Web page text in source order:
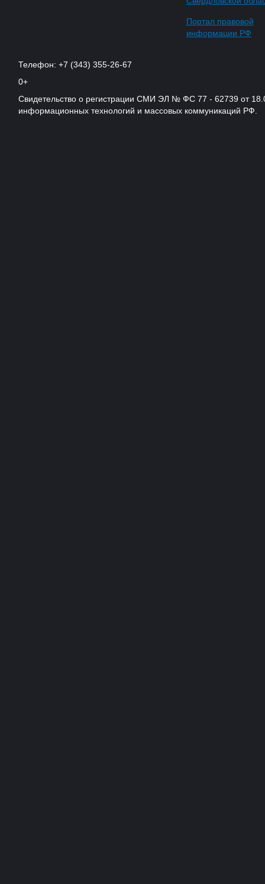
Портал правовой
информации РФ
Телефон: +7 (343) 355-26-67
0+
Свидетельство о регистрации СМИ ЭЛ № ФС 77 - 62739 от
информационных технологий и массовых коммуникаций РФ.